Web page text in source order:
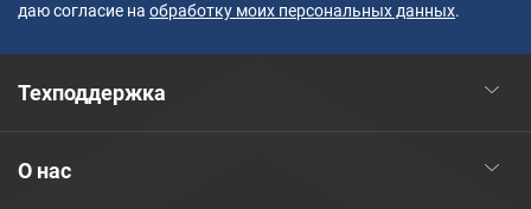
даю согласие на обработку моих персональных данных.
О нас
Техподдержка